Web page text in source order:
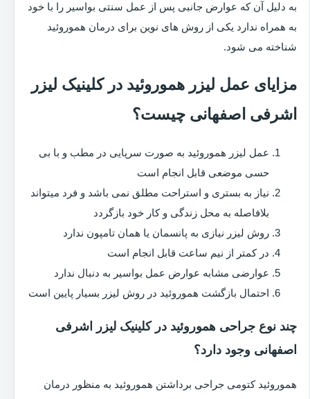
به دلیل آن که عوارض جانبی پس از عمل سنتی بواسیر را با خود
به همراه ندارد یکی از روش های نوین برای درمان هموروئید
شناخته می شود.
مزایای عمل لیزر هموروئید در کلینیک لیزر
اشرفی اصفهانی چیست؟
عمل لیزر هموروئید به صورت سرپایی در مطب و با بی
حسی موضعی قابل انجام است
نیاز به بستری و استراحت مطلق نمی باشد و فرد میتواند
بلافاصله به محل زندگی و کار خود بازگردد
روش لیزر نیازی به پانسمان یا همان تامپون ندارد
در کمتر از نیم ساعت قابل انجام است
عوارضی مشابه عوارض عمل بواسیر به دنبال ندارد
احتمال بازگشت هموروئید در روش لیزر بسیار پایین است
چند نوع جراحی هموروئید در کلینیک لیزر اشرفی
اصفهانی وجود دارد؟
هموروئید کتومی جراحی برداشتن هموروئید به منظور درمان